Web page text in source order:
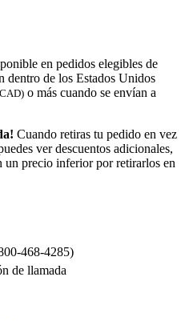
en pedidos elegibles de
dentro de los Estados Unidos
o más cuando se envían a
Cuando retiras tu pedido en vez
ver descuentos adicionales,
un precio inferior por retirarlos en
468-4285)
de llamada